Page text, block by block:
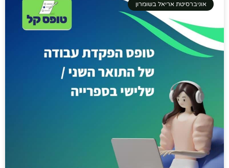
אוניברסיטת אריאל בשומרון